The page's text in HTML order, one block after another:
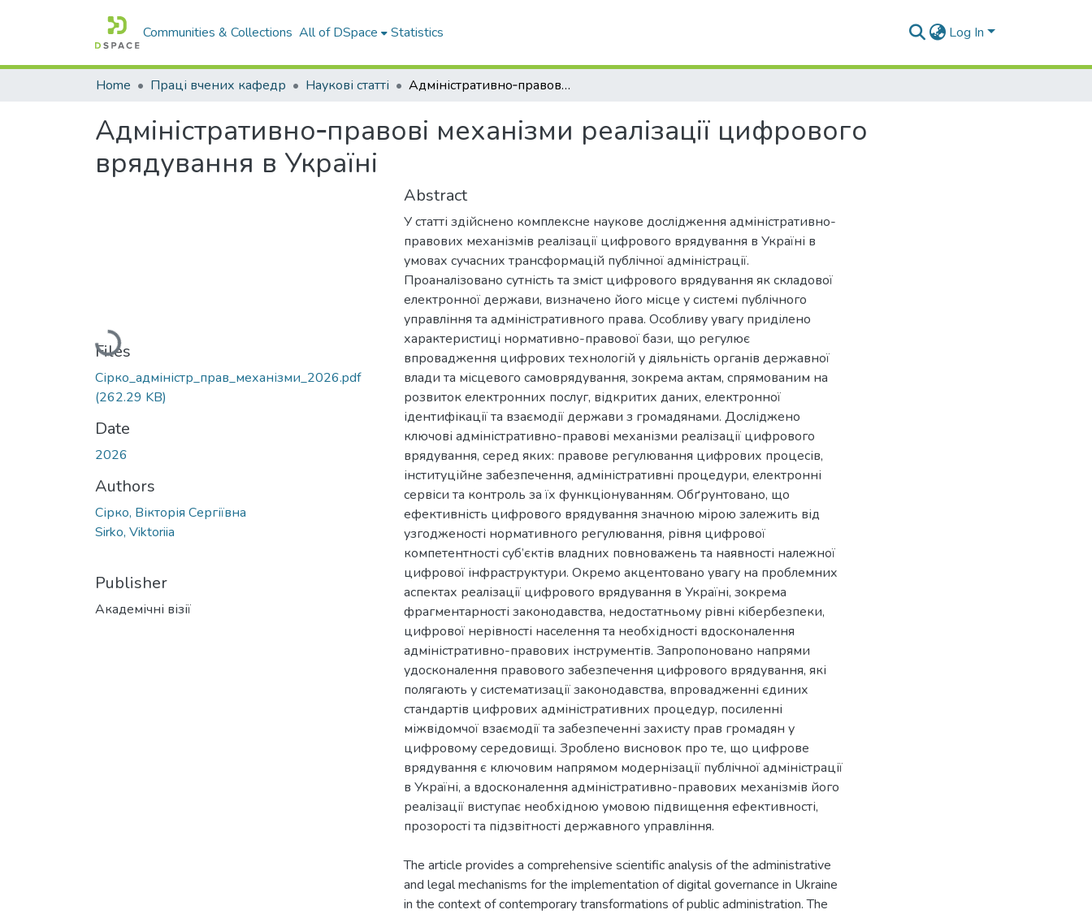
Communities & Collections All of DSpace Statistics Log In
Home Праці вчених кафедр Наукові статті Адміністративно‐правові механізми реалізації цифрового врядування в Україні
Адміністративно‐правові механізми реалізації цифрового
врядування в Україні
Loading...
Files
Сірко_адміністр_прав_механізми_2026.pdf
(262.29 KB)
Date
2026
Authors
Сірко, Вікторія Сергіївна
Sirko, Viktoriia
Publisher
Академічні візії
Abstract
У статті здійснено комплексне наукове дослідження адміністративно-
правових механізмів реалізації цифрового врядування в Україні в
умовах сучасних трансформацій публічної адміністрації.
Проаналізовано сутність та зміст цифрового врядування як складової
електронної держави, визначено його місце у системі публічного
управління та адміністративного права. Особливу увагу приділено
характеристиці нормативно-правової бази, що регулює
впровадження цифрових технологій у діяльність органів державної
влади та місцевого самоврядування, зокрема актам, спрямованим на
розвиток електронних послуг, відкритих даних, електронної
ідентифікації та взаємодії держави з громадянами. Досліджено
ключові адміністративно-правові механізми реалізації цифрового
врядування, серед яких: правове регулювання цифрових процесів,
інституційне забезпечення, адміністративні процедури, електронні
сервіси та контроль за їх функціонуванням. Обґрунтовано, що
ефективність цифрового врядування значною мірою залежить від
узгодженості нормативного регулювання, рівня цифрової
компетентності суб’єктів владних повноважень та наявності належної
цифрової інфраструктури. Окремо акцентовано увагу на проблемних
аспектах реалізації цифрового врядування в Україні, зокрема
фрагментарності законодавства, недостатньому рівні кібербезпеки,
цифрової нерівності населення та необхідності вдосконалення
адміністративно-правових інструментів. Запропоновано напрями
удосконалення правового забезпечення цифрового врядування, які
полягають у систематизації законодавства, впровадженні єдиних
стандартів цифрових адміністративних процедур, посиленні
міжвідомчої взаємодії та забезпеченні захисту прав громадян у
цифровому середовищі. Зроблено висновок про те, що цифрове
врядування є ключовим напрямом модернізації публічної адміністрації
в Україні, а вдосконалення адміністративно-правових механізмів його
реалізації виступає необхідною умовою підвищення ефективності,
прозорості та підзвітності державного управління.
The article provides a comprehensive scientific analysis of the administrative
and legal mechanisms for the implementation of digital governance in Ukraine
in the context of contemporary transformations of public administration. The